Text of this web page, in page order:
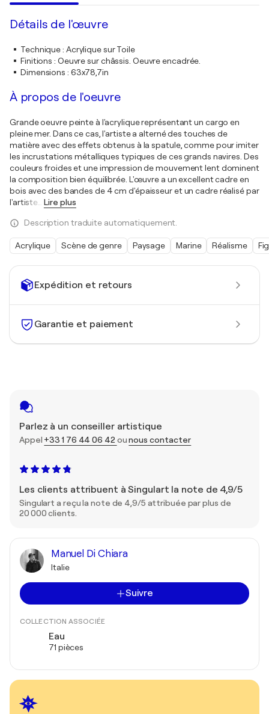
Expédition et retours
Garantie et paiement
Parlez à un conseiller artistique
Appel +33 1 76 44 06 42 ounous contacter
Les clients attribuent à Singulart la note de 4,9/5
Singulart a reçu la note de 4,9/5 attribuée par plus de
20 000 clients.
Manuel Di Chiara
Italie
Suivre
COLLECTION ASSOCIÉE
Eau
71 pièces
Détails de l'œuvre
Technique: Acrylique sur Toile
Finitions : Oeuvre sur châssis. Oeuvre encadrée.
Dimensions : 63x78,7in
À propos de l'oeuvre
Grande oeuvre peinte à l'acrylique représentant un cargo en
pleine mer. Dans ce cas, l'artiste a alterné des touches de
matière avec des effets obtenus à la spatule, comme pour imiter
les incrustations métalliques typiques de ces grands navires. Des
couleurs froides et une impression de mouvement lent dominent
la composition bien équilibrée. L'œuvre a un excellent cadre en
bois avec des bandes de 4 cm d'épaisseur et un cadre réalisé par
l'artiste
Lire plus
Description traduite automatiquement.
Acrylique Scène de genre Paysage Marine Réalisme